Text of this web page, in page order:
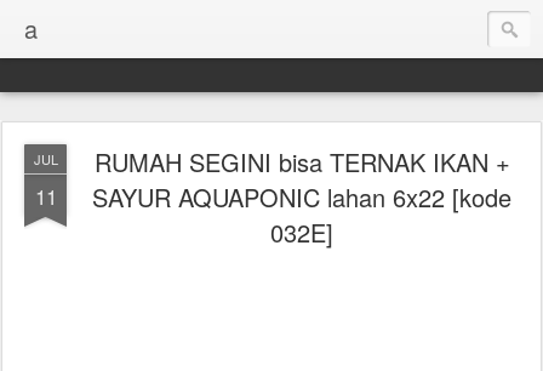
a
JUL
11
RUMAH SEGINI bisa TERNAK IKAN +
SAYUR AQUAPONIC lahan 6x22 [kode
032E]